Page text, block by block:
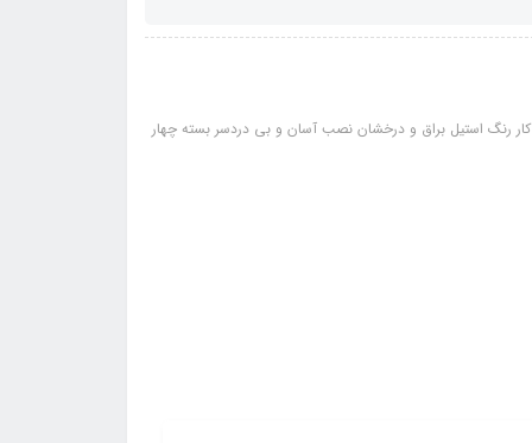
استیل براق و درخشان نصب آسان و بی دردسر بسته چهار